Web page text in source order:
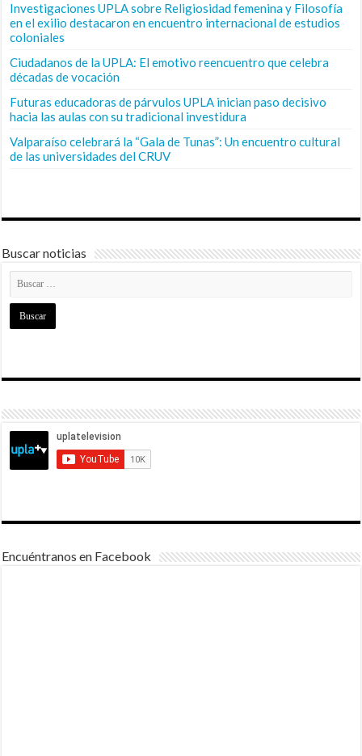
Investigaciones UPLA sobre Religiosidad femenina y Filosofía
en el exilio destacaron en encuentro internacional de estudios
coloniales
Ciudadanos de la UPLA: El emotivo reencuentro que celebra
décadas de vocación
Futuras educadoras de párvulos UPLA inician paso decisivo
hacia las aulas con su tradicional investidura
Valparaíso celebrará la “Gala de Tunas”: Un encuentro cultural
de las universidades del CRUV
Buscar noticias
Encuéntranos en Facebook